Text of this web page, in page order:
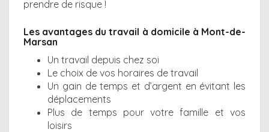
prendre de risque !
Les avantages du travail à domicile à Mont-de-
Marsan
Un travail depuis chez soi
Le choix de vos horaires de travail
Un gain de temps et d’argent en évitant les
déplacements
Plus de temps pour votre famille et vos
loisirs